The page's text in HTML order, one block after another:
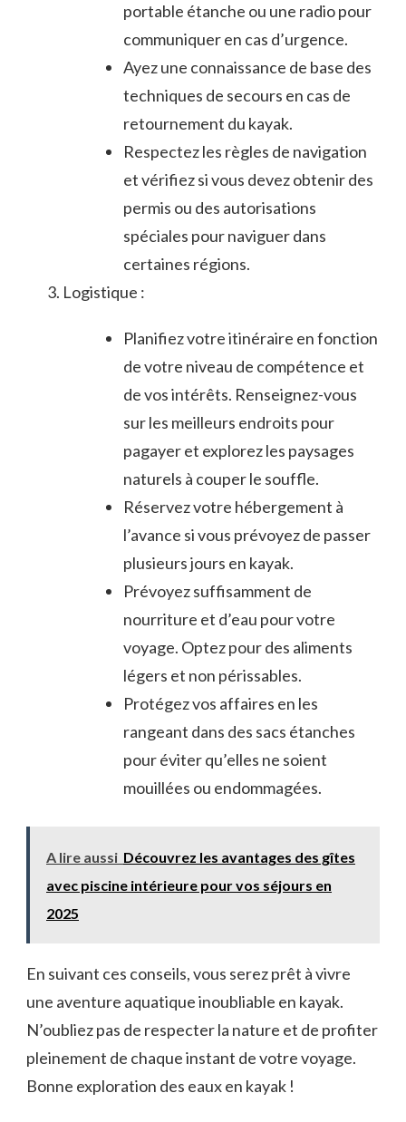
portable étanche ou‍ une radio⁣ pour
communiquer en cas d’urgence.
Ayez une connaissance de base⁣ des
techniques de⁢ secours en cas de
retournement du‌ kayak.
Respectez les règles ‌de navigation
et vérifiez si vous devez obtenir des
permis ou des autorisations
spéciales pour naviguer dans
certaines régions.
Logistique :
Planifiez votre itinéraire en fonction
de votre niveau de compétence et​
de vos intérêts. Renseignez-vous
sur les meilleurs endroits pour
pagayer et ‌explorez⁤ les paysages​
naturels à couper le souffle.
Réservez votre hébergement à
l’avance si vous prévoyez ‍de passer
plusieurs jours en kayak.
Prévoyez suffisamment de⁢
nourriture et‍ d’eau pour votre
voyage. Optez pour des aliments
légers⁢ et non périssables.
Protégez vos affaires en‍ les
rangeant dans des ‍sacs étanches
pour éviter qu’elles ne soient
mouillées ou endommagées.
A lire aussi Découvrez les avantages des gîtes
avec piscine intérieure pour vos séjours en
2025
En ‍suivant ces⁤ conseils, vous serez prêt à vivre‌
une aventure aquatique inoubliable en⁢ kayak.
N’oubliez pas de respecter‍ la nature et de profiter
pleinement de chaque instant de votre voyage.
Bonne exploration des eaux⁢ en kayak !